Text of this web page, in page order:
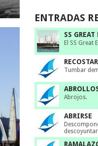
ENTRADAS
SS GREAT
El SS Great
Tumbar
Abrojos.
ABRIRSE